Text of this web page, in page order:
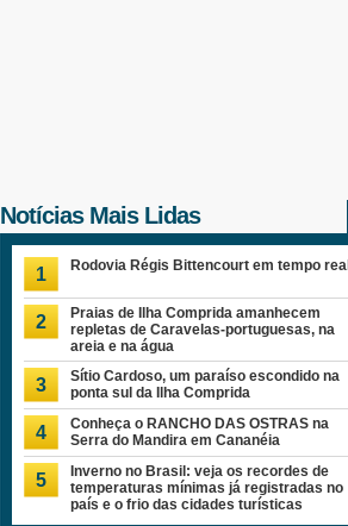
Notícias Mais Lidas
1 Rodovia Régis Bittencourt em tempo real
2
Praias de Ilha Comprida amanhecem
repletas de Caravelas-portuguesas, na
areia e na água
3
Sítio Cardoso, um paraíso escondido na
ponta sul da Ilha Comprida
4
Conheça o RANCHO DAS OSTRAS na
Serra do Mandira em Cananéia
5
Inverno no Brasil: veja os recordes de
temperaturas mínimas já registradas no
país e o frio das cidades turísticas